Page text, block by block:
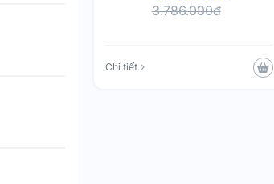
3.786.000đ
Chi tiết